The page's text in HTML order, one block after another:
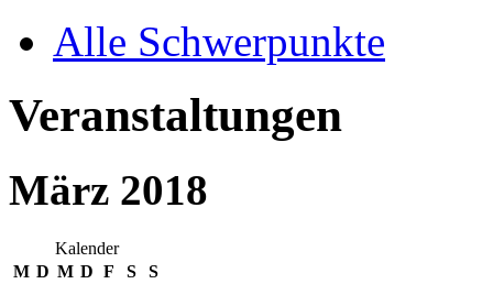
Alle Schwerpunkte
Veranstaltungen
März 2018
Kalender
M D M D F S
S